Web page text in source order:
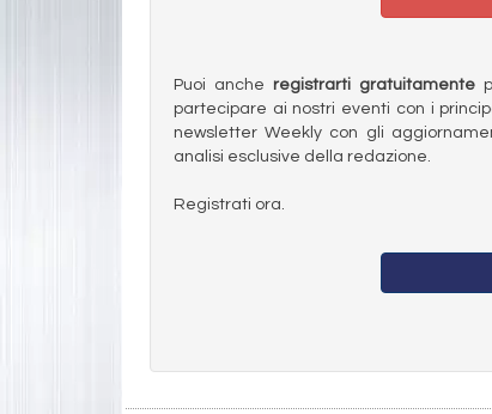
Puoi anche registrarti gratuitamente
partecipare ai nostri eventi con i
newsletter Weekly con gli
analisi esclusive della redazione.
Registrati ora.